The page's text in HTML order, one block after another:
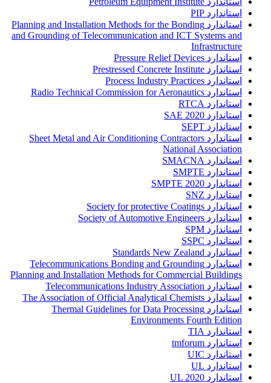
استاندارد PIP
استاندارد Planning and Installation Methods for the Bonding
and Grounding of Telecommunication and ICT Systems and
Infrastructure
استاندارد Pressure Relief Devices
استاندارد Prestressed Concrete Institute
استاندارد Process Industry Practices
استاندارد Radio Technical Commission for Aeronautics
استاندارد RTCA
استاندارد SAE 2020
استاندارد SEPT
استاندارد Sheet Metal and Air Conditioning Contractors
National Association
استاندارد SMACNA
استاندارد SMPTE
استاندارد SMPTE 2020
استاندارد SNZ
استاندارد Society for protective Coatings
استاندارد Society of Automotive Engineers
استاندارد SPM
استاندارد SSPC
استاندارد Standards New Zealand
استاندارد Telecommunications Bonding and Grounding
Planning and Installation Methods for Commercial Buildings
استاندارد Telecommunications Industry Association
استاندارد The Association of Official Analytical Chemists
استاندارد Thermal Guidelines for Data Processing
Environments Fourth Edition
استاندارد TIA
استاندارد tmforum
استاندارد UIC
استاندارد UL
استاندارد UL 2020